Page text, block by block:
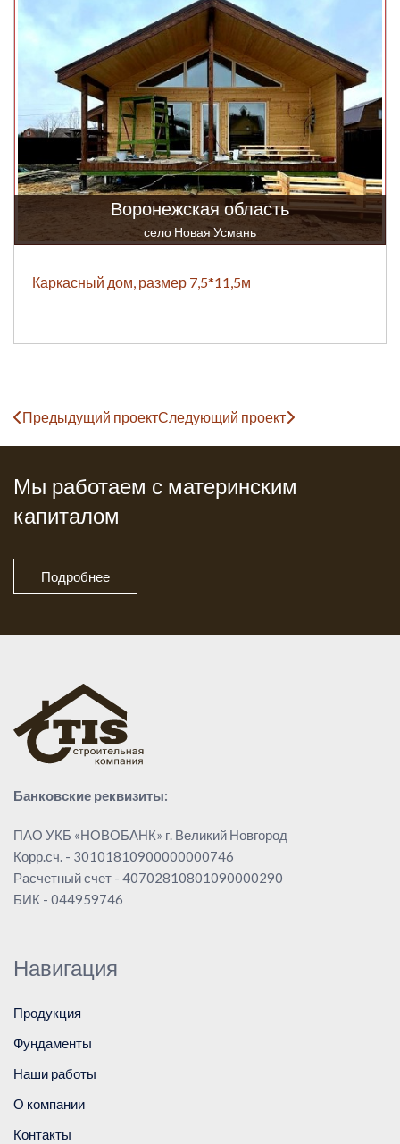
Воронежская область
село Новая Усмань
Каркасный дом, размер 7,5*11,5м
Предыдущий проектСледующий проект
Мы работаем с материнским
капиталом
Подробнее
Банковские реквизиты:
ПАО УКБ «НОВОБАНК» г. Великий Новгород
Корр.сч. - 30101810900000000746
Расчетный счет - 40702810801090000290
БИК - 044959746
Навигация
Продукция
Фундаменты
Наши работы
О компании
Контакты